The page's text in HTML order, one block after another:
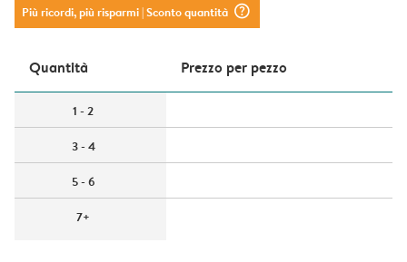
Più ricordi, più risparmi| Sconto quantità question_mark_circle
Quantità Prezzo per pezzo
1 - 2
3 - 4
5 - 6
7+